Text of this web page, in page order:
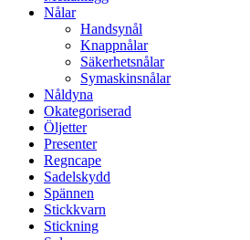
Nålar
Handsynål
Knappnålar
Säkerhetsnålar
Symaskinsnålar
Nåldyna
Okategoriserad
Öljetter
Presenter
Regncape
Sadelskydd
Spännen
Stickkvarn
Stickning